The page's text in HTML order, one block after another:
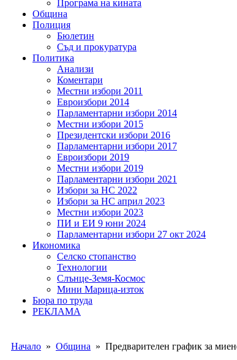
Програма на кината
Община
Полиция
Бюлетин
Съд и прокуратура
Политика
Анализи
Коментари
Местни избори 2011
Евроизбори 2014
Парламентарни избори 2014
Местни избори 2015
Президентски избори 2016
Парламентарни избори 2017
Евроизбори 2019
Местни избори 2019
Парламентарни избори 2021
Избори за НС 2022
Избори за НС април 2023
Местни избори 2023
ПИ и ЕИ 9 юни 2024
Парламентарни избори 27 окт 2024
Икономика
Селско стопанство
Технологии
Слънце-Земя-Космос
Мини Марица-изток
Бюра по труда
РЕКЛАМА
Начало » Община » Предварителен график за